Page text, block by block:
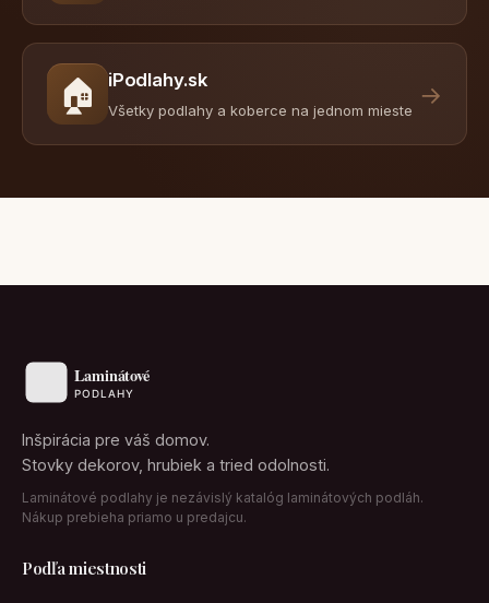
🏠 iPodlahy.sk
Všetky podlahy a koberce na jednom mieste
→
Inšpirácia pre váš domov.
Stovky dekorov, hrubiek a tried odolnosti.
Laminátové podlahy je nezávislý katalóg laminátových podláh.
Nákup prebieha priamo u predajcu.
Podľa miestnosti